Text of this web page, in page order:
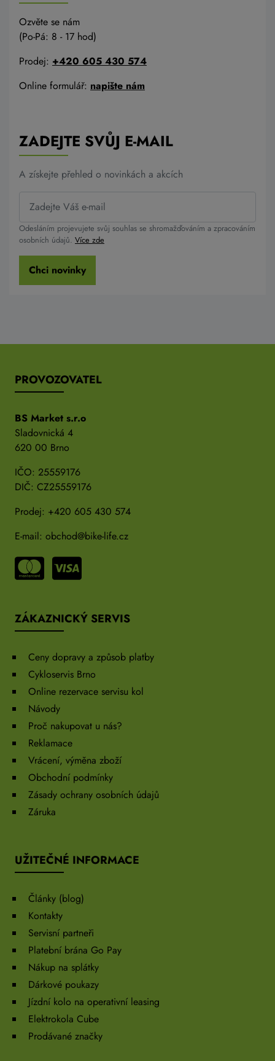
Ozvěte se nám
(Po-Pá: 8 - 17 hod)
Prodej: +420 605 430 574
Online formulář: napište nám
ZADEJTE SVŮJ E-MAIL
A získejte přehled o novinkách a akcích
Odesláním projevujete svůj souhlas se shromažďováním a zpracováním
osobních údajů. Více zde
Chci novinky
PROVOZOVATEL
BS Market s.r.o
Sladovnická 4
620 00 Brno
IČO: 25559176
DIČ: CZ25559176
Prodej: +420 605 430 574
E-mail: obchod@bike-life.cz
ZÁKAZNICKÝ SERVIS
Ceny dopravy a způsob platby
Cykloservis Brno
Online rezervace servisu kol
Návody
Proč nakupovat u nás?
Reklamace
Vrácení, výměna zboží
Obchodní podmínky
Zásady ochrany osobních údajů
Záruka
UŽITEČNÉ INFORMACE
Články (blog)
Kontakty
Servisní partneři
Platební brána Go Pay
Nákup na splátky
Dárkové poukazy
Jízdní kolo na operativní leasing
Elektrokola Cube
Prodávané značky